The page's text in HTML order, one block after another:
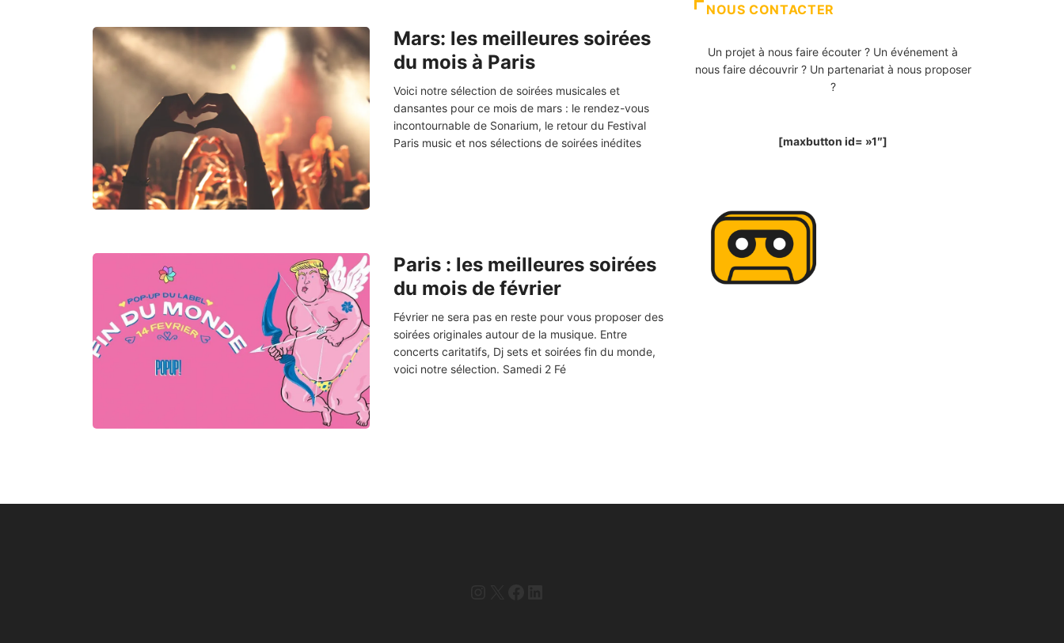
Mars: les meilleures soirées
du mois à Paris
Voici notre sélection de soirées musicales et
dansantes pour ce mois de mars : le rendez-vous
incontournable de Sonarium, le retour du Festival
Paris music et nos sélections de soirées inédites
Paris : les meilleures soirées
du mois de février
Février ne sera pas en reste pour vous proposer des
soirées originales autour de la musique. Entre
concerts caritatifs, Dj sets et soirées fin du monde,
voici notre sélection. Samedi 2 Fé
NOUS CONTACTER
Un projet à nous faire écouter ? Un événement à
nous faire découvrir ? Un partenariat à nous proposer
?
[maxbutton id= »1″]